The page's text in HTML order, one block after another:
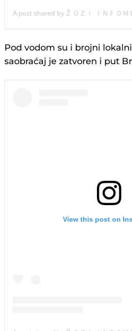
Pod vodom su i brojni
saobraćaj je zatvoren i put
View this post on